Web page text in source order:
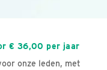
€ 36,00 per jaar
onze leden, met